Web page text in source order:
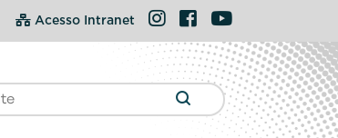
Acesso Intranet Instagram
FacebookYouTube